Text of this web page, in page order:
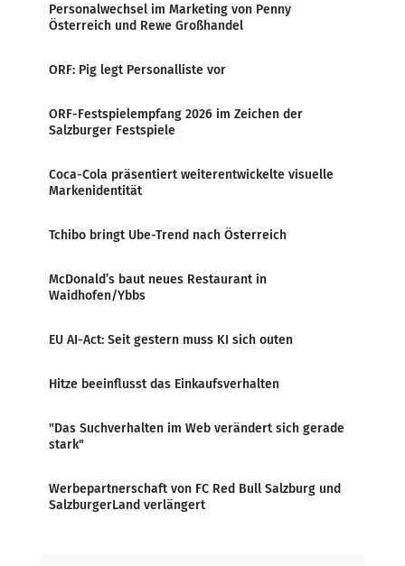
Personalwechsel im Marketing von Penny
Österreich und Rewe Großhandel
ORF: Pig legt Personalliste vor
ORF-Festspielempfang 2026 im Zeichen der
Salzburger Festspiele
Coca-Cola präsentiert weiterentwickelte visuelle
Markenidentität
Tchibo bringt Ube-Trend nach Österreich
McDonald’s baut neues Restaurant in
Waidhofen/Ybbs
EU AI-Act: Seit gestern muss KI sich outen
Hitze beeinflusst das Einkaufsverhalten
"Das Suchverhalten im Web verändert sich gerade
stark"
Werbepartnerschaft von FC Red Bull Salzburg und
SalzburgerLand verlängert